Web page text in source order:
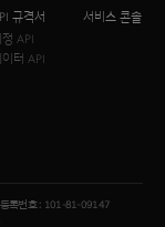
규격서
정 API
이터 API
서비스 콘솔
등록번호 : 101-81-09147